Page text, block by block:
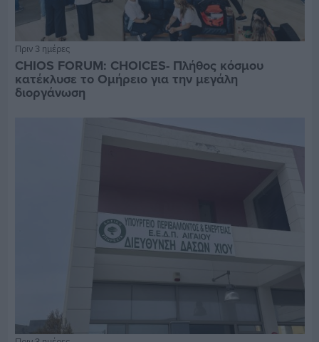
Πριν 3 ημέρες
CHIOS FORUM: CHOICES- Πλήθος κόσμου
κατέκλυσε το Ομήρειο για την μεγάλη
διοργάνωση